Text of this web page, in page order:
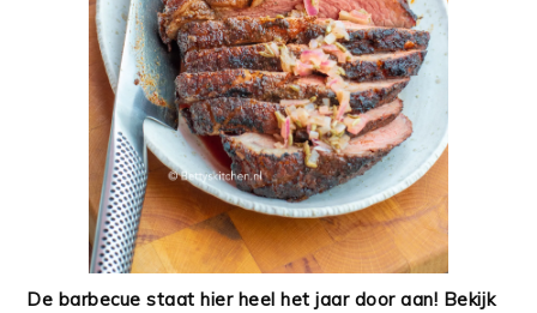
De barbecue staat hier heel het jaar door aan! Bekijk